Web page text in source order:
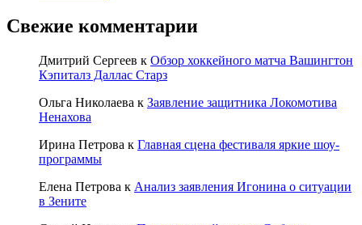
Свежие комментарии
Дмитрий Сергеев к Обзор хоккейного матча Вашингтон
Кэпиталз Даллас Старз
Ольга Николаева к Заявление защитника Локомотива
Ненахова
Ирина Петрова к Главная сцена фестиваля яркие шоу-
программы
Елена Петрова к Анализ заявления Игонина о ситуации
в Зените